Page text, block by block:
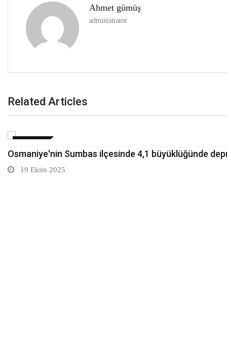
Ahmet gümüş
administrator
Related Articles
Osmaniye'nin Sumbas ilçesinde 4,1 büyüklüğünde
19 Ekim 2025